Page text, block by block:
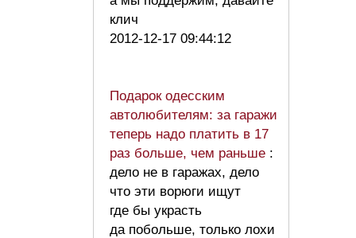
клич
2012-12-17 09:44:12
Подарок одесским
автолюбителям: за гаражи
теперь надо платить в 17
раз больше, чем раньше :
дело не в гаражах, дело
что эти ворюги ищут
где бы украсть
да побольше, только лохи